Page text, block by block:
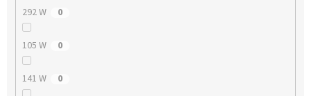
292 W 0
105 W 0
141 W 0